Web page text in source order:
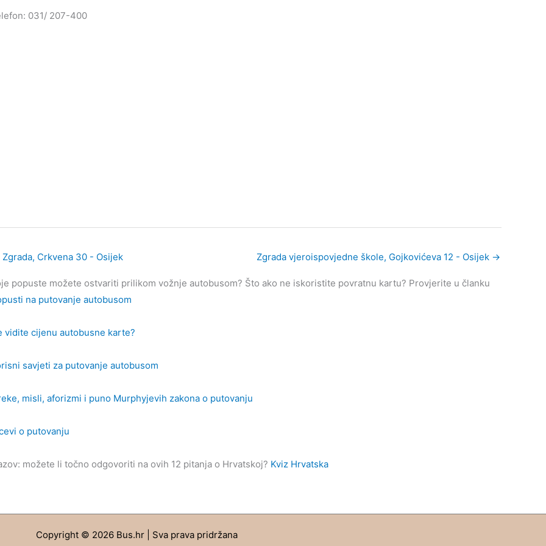
031/ 207-400
Zgrada, Crkvena 30 - Osijek Zgrada vjeroispovjedne škole, Gojkovićeva 12 - Osijek →
popuste možete ostvariti prilikom vožnje autobusom? Što ako ne iskoristite povratnu kartu? Provjerite u članku
na putovanje autobusom
vidite cijenu autobusne karte?
savjeti za putovanje autobusom
misli, aforizmi i puno Murphyjevih zakona o putovanju
o putovanju
možete li točno odgovoriti na ovih 12 pitanja o Hrvatskoj? Kviz Hrvatska
Copyright © 2026 Bus.hr | Sva prava pridržana